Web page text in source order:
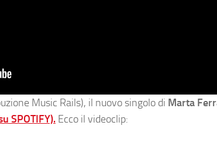
Music Rails), il nuovo singolo di Marta
SPOTIFY). Ecco il videoclip: